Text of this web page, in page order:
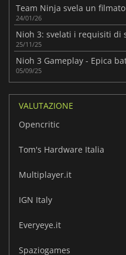
24/01/26
25/11/25
05/09/25
VALUTAZIONE
Opencritic
Tom's Hardware Italia
Multiplayer.it
IGN Italy
Everyeye.it
Spaziogames